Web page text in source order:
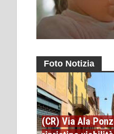
Foto Notizia
(CR) Via Ala